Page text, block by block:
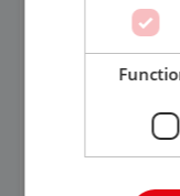
Aalsmeer,
33-36 uur
Een vakantie
het nu voor